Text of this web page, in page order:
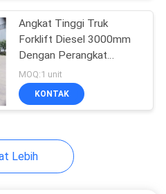
Angkat Tinggi Truk
Forklift Diesel 3000mm
Dengan Perangkat
Katalitik Tiga Arah
MOQ:1 unit
KONTAK
Lebih